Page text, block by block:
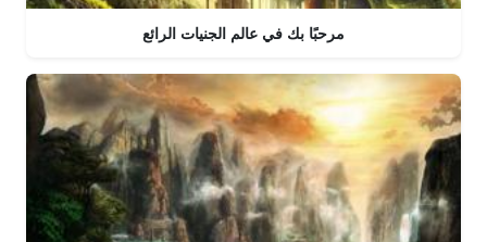
مرحبًا بك في عالم الجنيات الرائع